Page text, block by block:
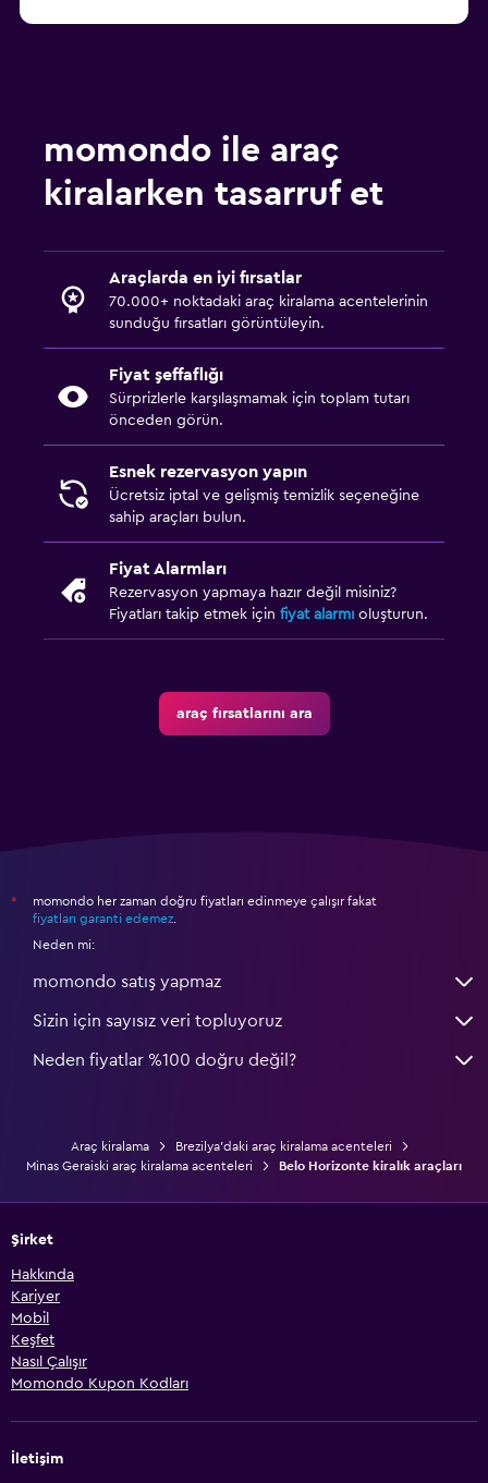
momondo ile araç
kiralarken tasarruf et
Araçlarda en iyi fırsatlar
70.000+ noktadaki araç kiralama acentelerinin
sunduğu fırsatları görüntüleyin.
Fiyat şeffaflığı
Sürprizlerle karşılaşmamak için toplam tutarı
önceden görün.
Esnek rezervasyon yapın
Ücretsiz iptal ve gelişmiş temizlik seçeneğine
sahip araçları bulun.
Fiyat Alarmları
Rezervasyon yapmaya hazır değil misiniz?
Fiyatları takip etmek için fiyat alarmı oluşturun.
araç fırsatlarını ara
*
momondo her zaman doğru fiyatları edinmeye çalışır fakat
fiyatları garanti edemez.
Neden mi:
momondo satış yapmaz
Sizin için sayısız veri topluyoruz
Neden fiyatlar %100 doğru değil?
Araç kiralama
Brezilya'daki araç kiralama acenteleri
Minas Geraiski araç kiralama acenteleri
Belo Horizonte kiralık araçları
Şirket
Hakkında
Kariyer
Mobil
Keşfet
Nasıl Çalışır
Momondo Kupon Kodları
İletişim